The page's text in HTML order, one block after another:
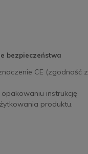
bezpieczeństwa
CE (zgodność z
instrukcję
produktu.